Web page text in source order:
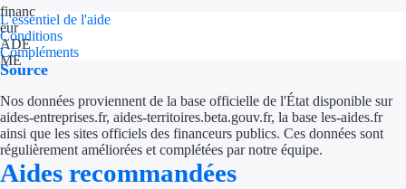
Contactez-nous
L'essentiel de l'aide
Conditions
Compléments
Source
Nos données proviennent de la base officielle de l'État disponible sur
aides-entreprises.fr, aides-territoires.beta.gouv.fr, la base les-aides.fr
ainsi que les sites officiels des financeurs publics. Ces données sont
régulièrement améliorées et complétées par notre équipe.
Aides recommandées